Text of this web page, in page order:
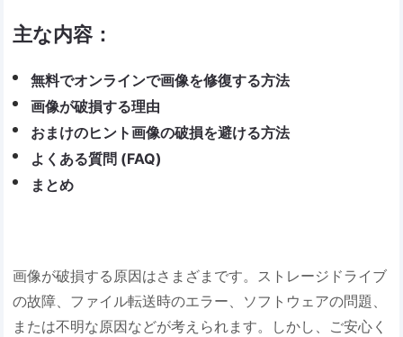
主な内容：
無料でオンラインで画像を修復する方法
画像が破損する理由
おまけのヒント画像の破損を避ける方法
よくある質問 (FAQ)
まとめ
画像が破損する原因はさまざまです。ストレージドライブ
の故障、ファイル転送時のエラー、ソフトウェアの問題、
または不明な原因などが考えられます。しかし、ご安心く